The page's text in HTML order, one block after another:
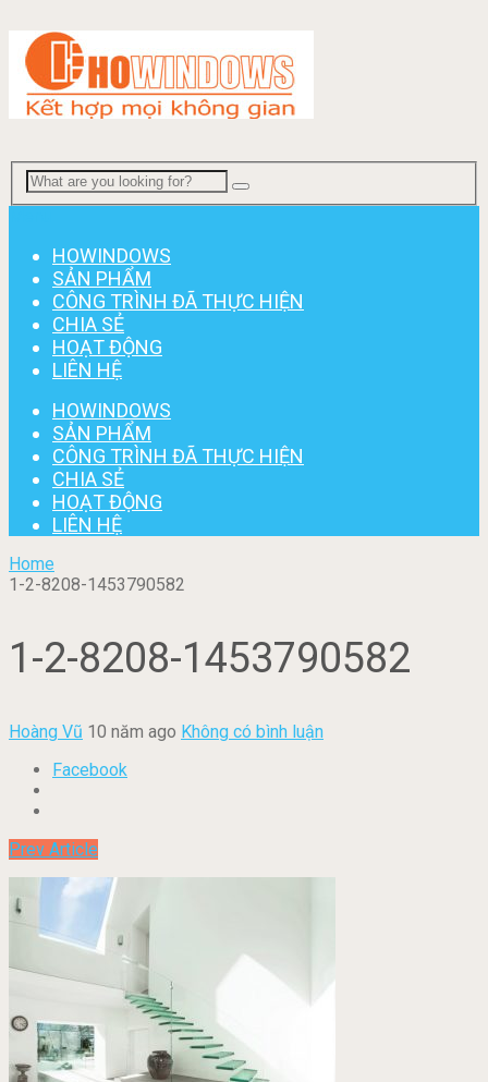
HOWINDOWS
SẢN PHẨM
CÔNG TRÌNH ĐÃ THỰC HIỆN
CHIA SẺ
HOẠT ĐỘNG
LIÊN HỆ
HOWINDOWS
SẢN PHẨM
CÔNG TRÌNH ĐÃ THỰC HIỆN
CHIA SẺ
HOẠT ĐỘNG
LIÊN HỆ
Home
1-2-8208-1453790582
1-2-8208-1453790582
Hoàng Vũ 10 năm ago Không có bình luận
Facebook
Prev Article